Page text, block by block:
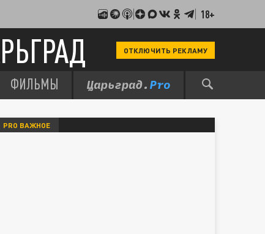
18+
ОТКЛЮЧИТЬ РЕКЛАМУ
ФИЛЬМЫ
PRO ВАЖНОЕ